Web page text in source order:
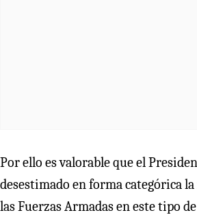
Por ello es valorable que el
desestimado en forma categórica la
las Fuerzas Armadas en este tipo